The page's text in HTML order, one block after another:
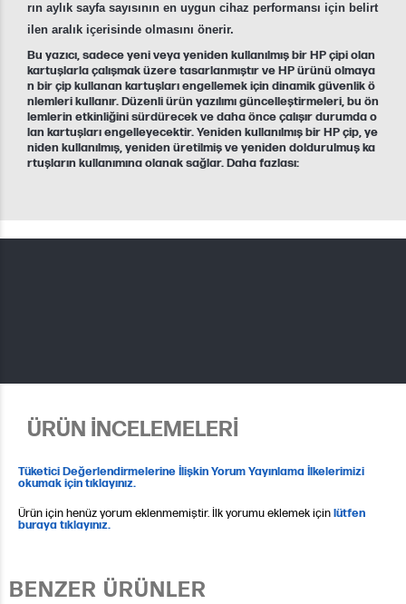
rın aylık sayfa sayısının en uygun cihaz performansı için belirt
ilen aralık içerisinde olmasını önerir.
Bu yazıcı, sadece yeni veya yeniden kullanılmış bir HP çipi olan
kartuşlarla çalışmak üzere tasarlanmıştır ve HP ürünü olmaya
n bir çip kullanan kartuşları engellemek için dinamik güvenlik ö
nlemleri kullanır. Düzenli ürün yazılımı güncelleştirmeleri, bu ön
lemlerin etkinliğini sürdürecek ve daha önce çalışır durumda o
lan kartuşları engelleyecektir. Yeniden kullanılmış bir HP çip, ye
niden kullanılmış, yeniden üretilmiş ve yeniden doldurulmuş ka
rtuşların kullanımına olanak sağlar. Daha fazlası:
ÜRÜN İNCELEMELERİ
Tüketici Değerlendirmelerine İlişkin Yorum Yayınlama İlkelerimizi
okumak için tıklayınız.
Ürün için henüz yorum eklenmemiştir. İlk yorumu eklemek içinlütfen
buraya tıklayınız.
BENZER ÜRÜNLER